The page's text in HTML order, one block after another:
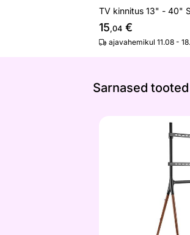
TV kinnitus 13" - 40"
15,04 €
ajavahemikul 11.08 -
Sarnased tooted
Telerijalg Amalfi